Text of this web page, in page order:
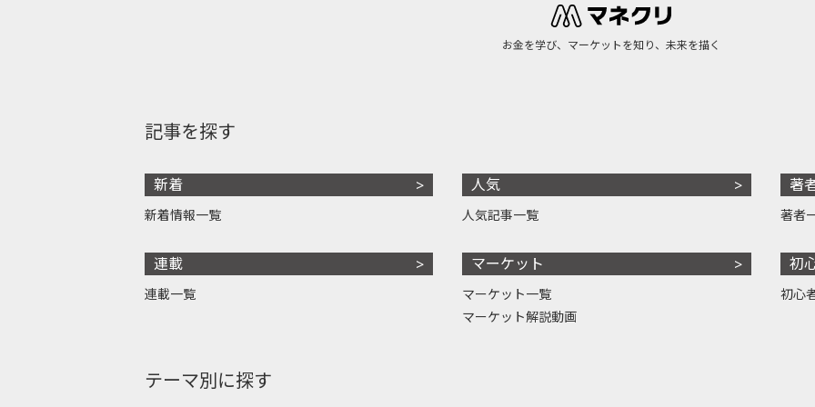
お金を学び、マーケットを知り、未来を描く
記事を探す
新着
新着情報一覧
連載
連載一覧
人気
人気記事一覧
マーケット
マーケット一覧
マーケット解説動画
著
著者
初
初心
テーマ別に探す